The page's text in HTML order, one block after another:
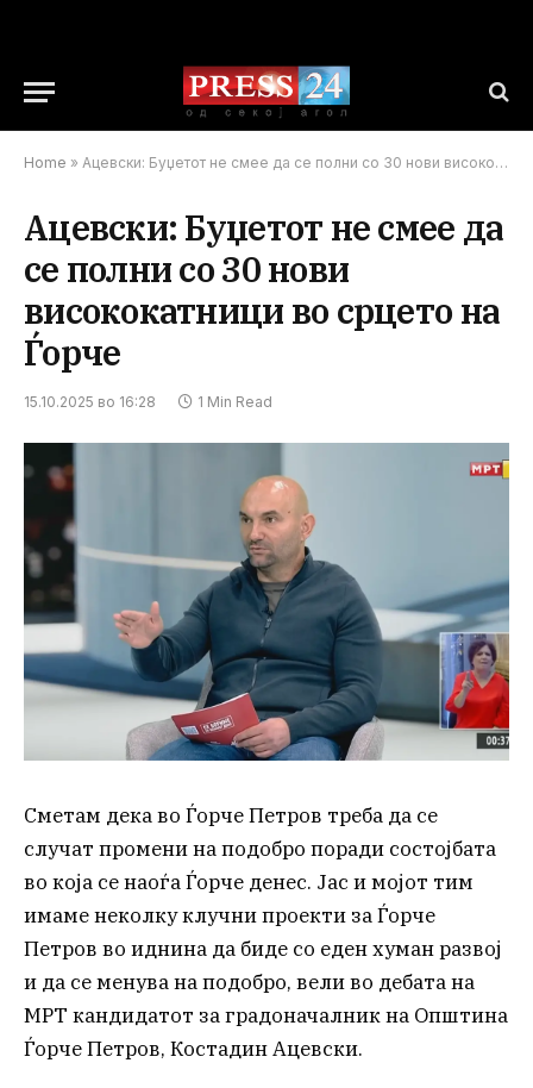
Home » Ацевски: Буџетот не смее да се полни со 30 нови висококатници во срцето на Ѓорче
Ацевски: Буџетот не смее да
се полни со 30 нови
висококатници во срцето на
Ѓорче
15.10.2025 во 16:28 1 Min Read
Сметам дека во Ѓорче Петров треба да се
случат промени на подобро поради состојбата
во која се наоѓа Ѓорче денес. Јас и мојот тим
имаме неколку клучни проекти за Ѓорче
Петров во иднина да биде со еден хуман развој
и да се менува на подобро, вели во дебата на
МРТ кандидатот за градоначалник на Општина
Ѓорче Петров, Костадин Ацевски.